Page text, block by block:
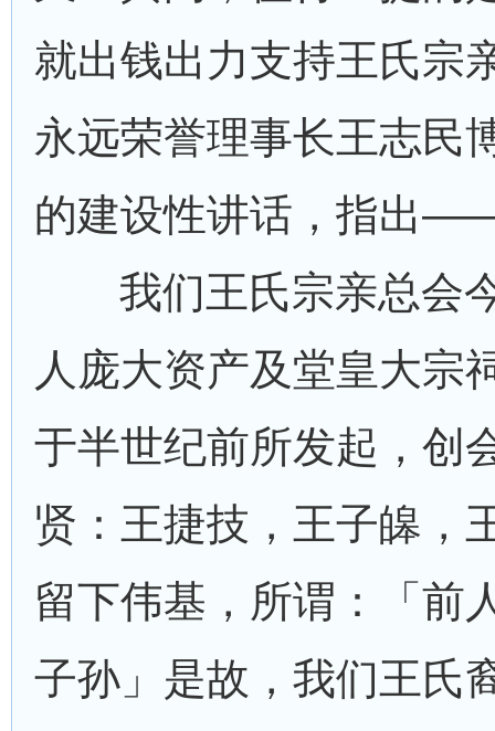
就出钱出力支持王氏宗
永远荣誉理事长王志民
的建设性讲话，指出
我们王氏宗亲总会
人庞大资产及堂皇大宗
于半世纪前所发起，创
贤：王捷技，王子皞，
留下伟基，所谓：「前
子孙」是故，我们王氏